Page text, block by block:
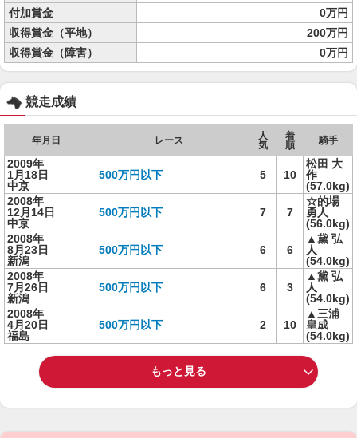
付加賞金
0万円
収得賞金（平地）
200万円
収得賞金（障害）
0万円
競走成績
年月日 レース
人
気
着
順
騎手
2009年
1月18日
中京
500万円以下 5 10
松田 大
作
(57.0kg)
2008年
12月14日
中京
500万円以下 7 7
☆的場
勇人
(56.0kg)
2008年
8月23日
新潟
500万円以下 6 6
▲黛 弘
人
(54.0kg)
2008年
7月26日
新潟
500万円以下 6 3
▲黛 弘
人
(54.0kg)
2008年
4月20日
福島
500万円以下 2 10
▲三浦
皇成
(54.0kg)
もっと見る